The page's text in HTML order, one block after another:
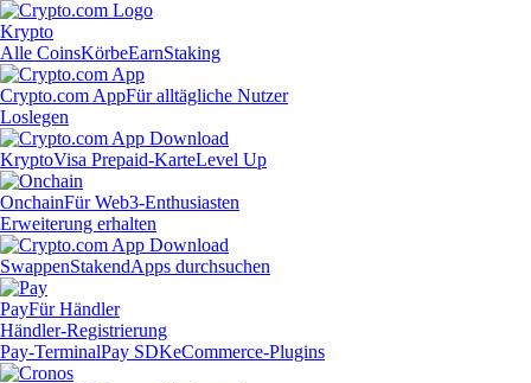
Krypto
Alle CoinsKörbeEarnStaking
Crypto.com AppFür alltägliche Nutzer
Loslegen
KryptoVisa Prepaid-KarteLevel Up
OnchainFür Web3-Enthusiasten
Erweiterung erhalten
SwappenStakendApps durchsuchen
PayFür Händler
Händler-Registrierung
Pay-TerminalPay SDKeCommerce-Plugins